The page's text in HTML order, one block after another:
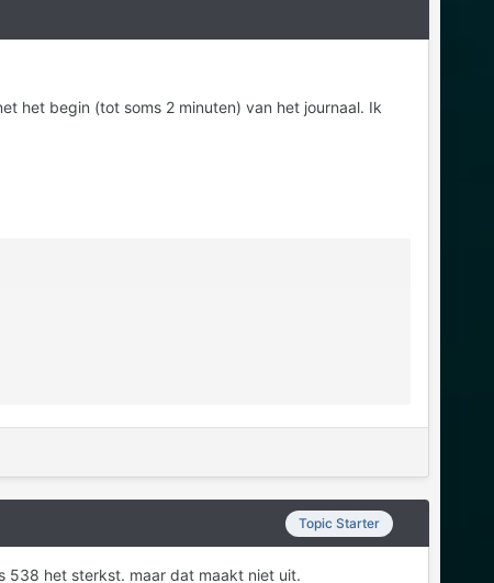
het begin (tot soms 2 minuten) van het journaal. Ik
Topic Starter
538 het sterkst. maar dat maakt niet uit.